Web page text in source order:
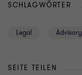
SCHLAGWÖRTER
Legal Advisory
SEITE TEILEN